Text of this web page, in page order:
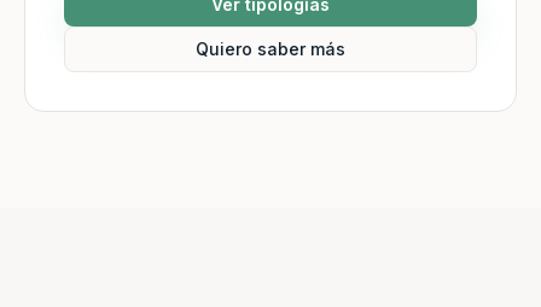
Ver tipologías
Quiero saber más